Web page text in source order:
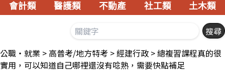
會計類
醫護類 不動產 社工類 土木類
公職‧就業 高普考/地方特考 經建行政
總複習課程真的很
實用，可以知道自己哪裡還沒有唸熟，需要快點補足